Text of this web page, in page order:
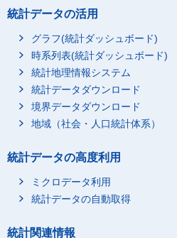
統計データの活用
グラフ(統計ダッシュボード)
時系列表(統計ダッシュボード)
統計地理情報システム
統計データダウンロード
境界データダウンロード
地域（社会・人口統計体系）
統計データの高度利用
ミクロデータ利用
統計データの自動取得
統計関連情報